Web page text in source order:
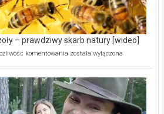
ścieków
[wideo]
– prawdziwy skarb natury [wideo]
komentowania Ekologiczne
–
prawdziwy
skarb
natury
została wyłączona